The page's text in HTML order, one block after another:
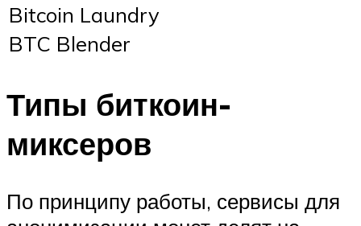
Bitcoin Laundry
BTC Blender
Типы биткоин-
миксеров
По принципу работы, сервисы для